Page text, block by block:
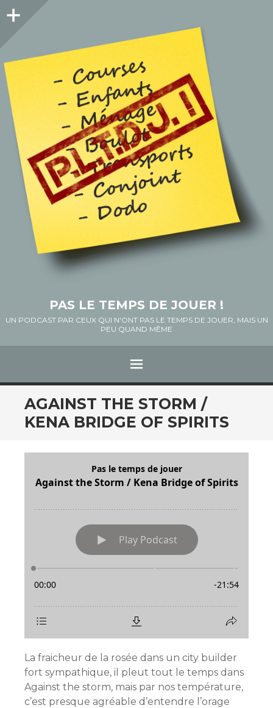
Colonne
PAS LE TEMPS DE JOUER !
UN PODCAST PAR CEUX QUI N'ONT PAS LE TEMPS DE JOUER, MAIS UN
PEU QUAND MÊME
Menu
ALLER
AU
CONTENU
AGAINST THE STORM /
KENA BRIDGE OF SPIRITS
La fraicheur de la rosée dans un city builder
fort sympathique, il pleut tout le temps dans
Against the storm, mais par nos température,
c’est presque agréable d’entendre l’orage